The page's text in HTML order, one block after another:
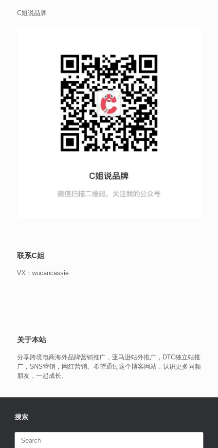
C姐说品牌
联系C姐
VX：wucancassie
关于本站
分享跨境电商海外品牌营销推广，亚马逊站外推广，DTC独立站推
广，SNS营销，网红营销。希望通过这个博客网站，认识更多同频
朋友，一起成长。
搜索